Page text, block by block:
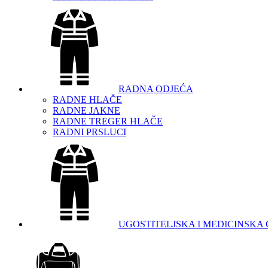
RADNA ODJEĆA
RADNE HLAČE
RADNE JAKNE
RADNE TREGER HLAČE
RADNI PRSLUCI
UGOSTITELJSKA I MEDICINSKA